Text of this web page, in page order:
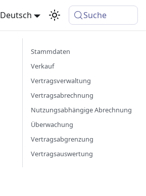
Deutsch Suche
Stammdaten
Verkauf
Vertragsverwaltung
Vertragsabrechnung
Nutzungsabhängige Abrechnung
Überwachung
Vertragsabgrenzung
Vertragsauswertung